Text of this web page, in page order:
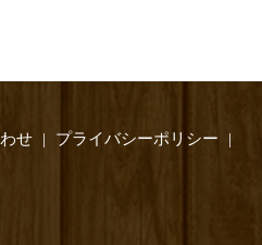
せ
プライバシーポリシー